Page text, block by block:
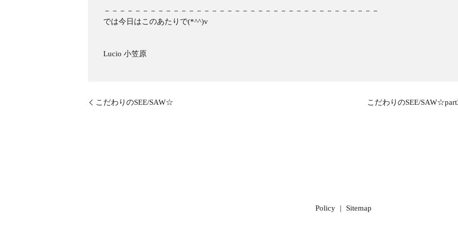
－－－－－－－－－－－－－－－－－－－－－－－－－－－－－－－－－－－－
では今日はこのあたりで(*^^)v
Lucio 小笠原
こだわりのSEE/SAW☆ こだわりのSEE/
Policy Sitemap